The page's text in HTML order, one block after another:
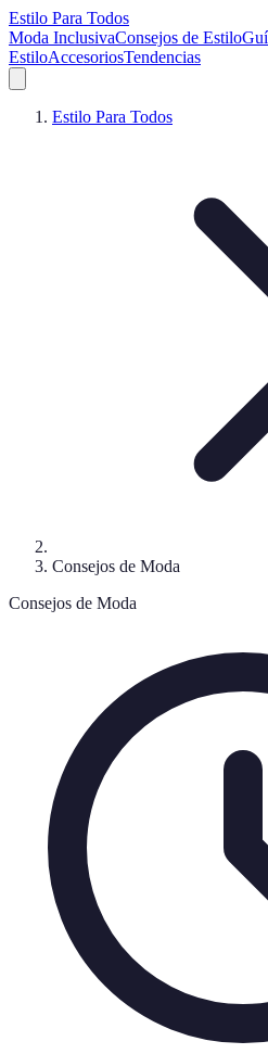
Estilo Para Todos
Moda InclusivaConsejos de Estilo
EstiloAccesoriosTendencias
Estilo Para Todos
Consejos de Moda
Consejos de Moda